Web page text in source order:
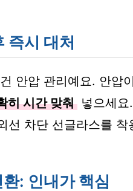
즉시 대처
안압 관리예요. 안압
히 시간 맞춰 넣으세
선 차단 선글라스를
: 인내가 핵심